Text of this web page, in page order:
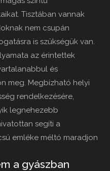
Tisztában vannak
nem csupán
is szükségük van.
az érintettek
és
meg. Megbízható helyi
rendelkezésére,
legnehezebb
segíti a
emléke méltó maradjon
a gyászban